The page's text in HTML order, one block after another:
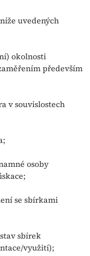
uvedených
okolnosti
především
v souvislostech
osoby
se sbírkami
sbírek
využití);